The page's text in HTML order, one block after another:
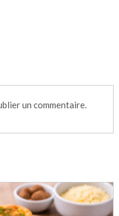
un commentaire.